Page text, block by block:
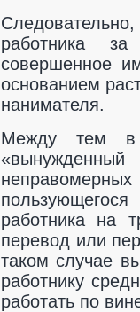
работника
совершенное
основанием
нанимателя.
Между тем в
работника на
перевод или
таком случае
работнику
работать по